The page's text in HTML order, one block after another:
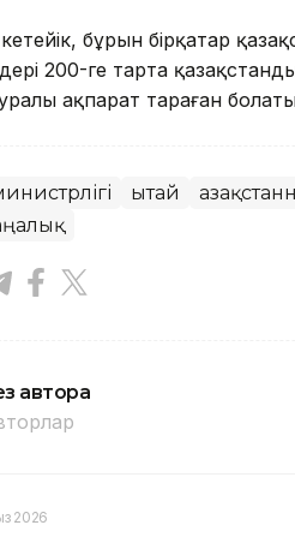
бұрын бірқатар
200-ге тарта
ақпарат тараған
Қытай
автора
2026